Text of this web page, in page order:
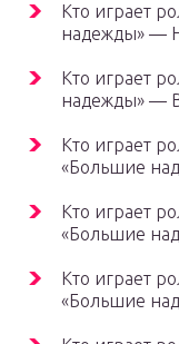
Кто играет
надежды» —
Кто играет
надежды» —
Кто играет
«Большие
Кто играет
«Большие
Кто играет
«Большие